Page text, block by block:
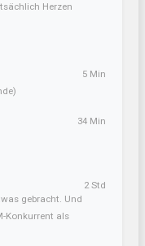
Herzen
5 Min
34 Min
gebracht. Und
Konkurrent als
2 Std